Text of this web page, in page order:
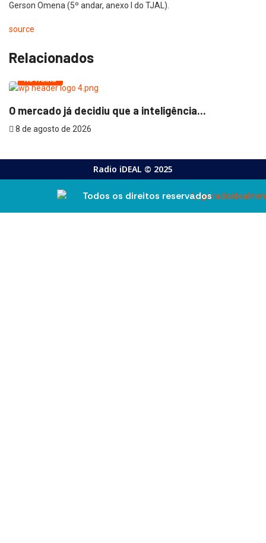
Gerson Omena (5º andar, anexo I do TJAL).
source
Relacionados
NOTÍCIAS
O mercado já decidiu que a inteligência...
8 de agosto de 2026
Radio iDEAL © 2025
Todos os direitos reservados